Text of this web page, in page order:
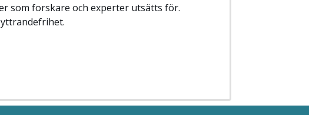
som forskare och experter utsätts för.